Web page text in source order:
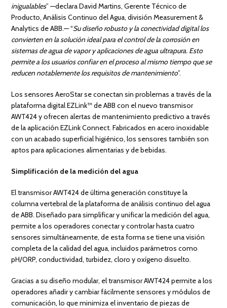
inigualables” —declara David Martins, Gerente Técnico de
Producto, Análisis Continuo del Agua, división Measurement &
Analytics de ABB.— “Su diseño robusto y la conectividad digital los
convierten en la solución ideal para el control de la corrosión en
sistemas de agua de vapor y aplicaciones de agua ultrapura. Esto
permite a los usuarios confiar en el proceso al mismo tiempo que se
reducen notablemente los requisitos de mantenimiento”.
Los sensores AeroStar se conectan sin problemas a través de la
plataforma digital EZLink™ de ABB con el nuevo transmisor
AWT424 y ofrecen alertas de mantenimiento predictivo a través
de la aplicación EZLink Connect. Fabricados en acero inoxidable
con un acabado superficial higiénico, los sensores también son
aptos para aplicaciones alimentarias y de bebidas.
Simplificación de la medición del agua
El transmisor AWT424 de última generación constituye la
columna vertebral de la plataforma de análisis continuo del agua
de ABB. Diseñado para simplificar y unificar la medición del agua,
permite a los operadores conectar y controlar hasta cuatro
sensores simultáneamente, de esta forma se tiene una visión
completa de la calidad del agua, incluidos parámetros como
pH/ORP, conductividad, turbidez, cloro y oxígeno disuelto.
Gracias a su diseño modular, el transmisor AWT424 permite a los
operadores añadir y cambiar fácilmente sensores y módulos de
comunicación, lo que minimiza el inventario de piezas de